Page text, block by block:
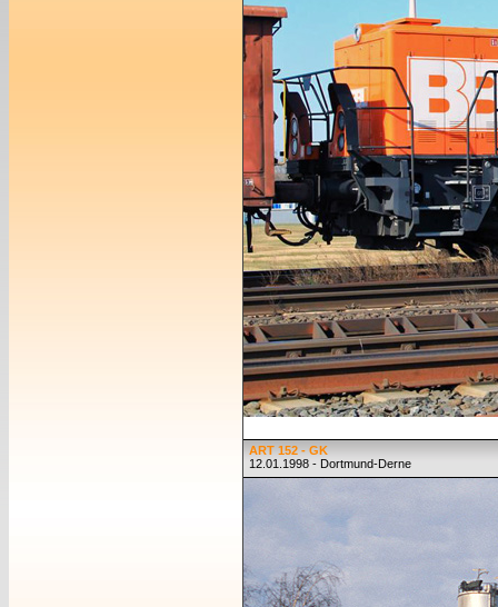
ART 152 - GK
12.01.1998 - Dortmund-Derne